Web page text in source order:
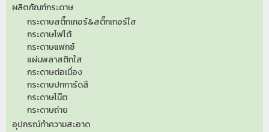
ผลิตภัณฑ์กระดาษ
กระดาษสติ๊กเกอร์&สติ๊กเกอร์ใส
กระดาษโฟโต้
กระดาษแฟกซ์
แผ่นพลาสติกใส
กระดาษต่อเนื่อง
กระดาษปกการ์ดสี
กระดาษโน๊ต
กระดาษถ่าย
อุปกรณ์ทำความสะอาด